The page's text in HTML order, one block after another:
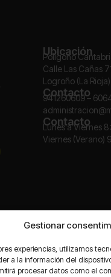
Gestionar
experiencias, utilizamos
a la información del
procesar datos como el
Ubicación
Polígono
Calle Las Cañas
Logroño (La
Contacto
941260609 –
Contacto
Lunes a Viernes
Viernes (Verano)
Redes